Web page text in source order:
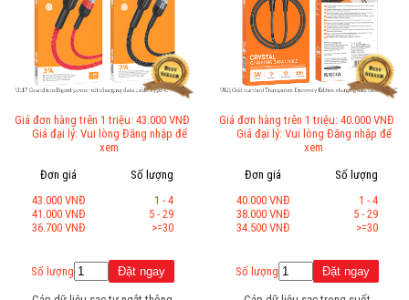
Giá đơn hàng trên 1 triệu: 43.000 VNĐ
Giá đại lý: Vui lòng Đăng nhập để
xem
Đơn giá
43.000 VNĐ
41.000 VNĐ
36.700 VNĐ
Số lượng
1 - 4
5 - 29
>=30
Số lượng
Giá đơn hàng trên 1 triệu: 40.000 VNĐ
Giá đại lý: Vui lòng Đăng nhập để
xem
Đơn giá
40.000 VNĐ
38.000 VNĐ
34.500 VNĐ
Số lượng
1 - 4
5 - 29
>=30
Số lượng